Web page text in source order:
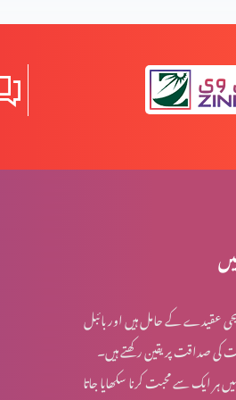
المسیح کی مخالفت میں نظریات (حصہ 2)
المسیح کی مخالفت میں نظریات (حصہ 1)
مسیح کے ظہور کی علامات (حصہ 3)
مسیح کے ظہور کی علامات (حصہ 2)
عقیدے کے حامل ہیں اور بائبل
کی صداقت پر یقین رکھتے ہیں۔
ہر ایک سے محبت کرنا سکھایا جاتا